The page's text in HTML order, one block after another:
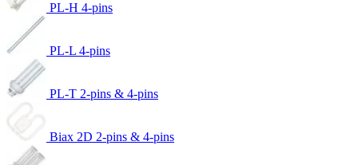
PL-H 4-pins
PL-L 4-pins
PL-T 2-pins & 4-pins
Biax 2D 2-pins & 4-pins